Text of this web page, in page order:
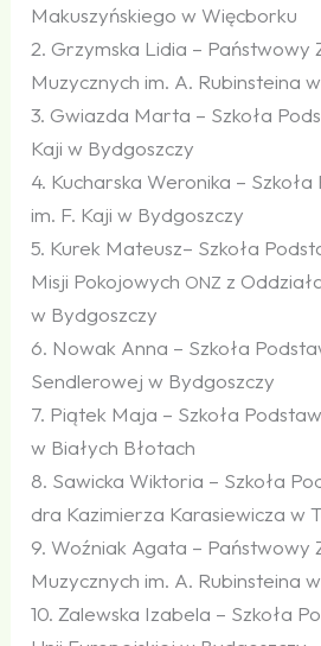
Makuszyńskiego w Więcborku
2. Grzymska Lidia – Państwowy
Muzycznych im. A. Rubinsteina
3. Gwiazda Marta – Szkoła
Kaji w Bydgoszczy
4. Kucharska Weronika –
im. F. Kaji w Bydgoszczy
5. Kurek Mateusz– Szkoła
Misji Pokojowych ONZ z
w Bydgoszczy
6. Nowak Anna – Szkoła
Sendlerowej w Bydgoszczy
7. Piątek Maja – Szkoła
w Białych Błotach
8. Sawicka Wiktoria – Szkoła
dra Kazimierza Karasiewicza w
9. Woźniak Agata – Państwowy
Muzycznych im. A. Rubinsteina
10. Zalewska Izabela – Szkoła